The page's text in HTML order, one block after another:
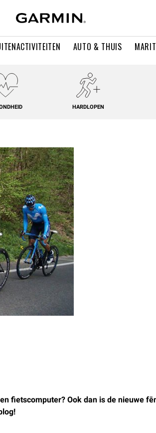
AUTO & THUIS
HARDLOPEN
fietscomputer? Ook dan is de nieuwe